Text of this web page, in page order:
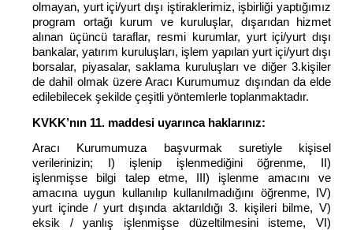
olmayan, yurt içi/yurt dışı iştiraklerimiz, işbirliği yaptığımız
program ortağı kurum ve kuruluşlar, dışarıdan hizmet
alınan üçüncü taraflar, resmi kurumlar, yurt içi/yurt dışı
bankalar, yatırım kuruluşları, işlem yapılan yurt içi/yurt dışı
borsalar, piyasalar, saklama kuruluşları ve diğer 3.kişiler
de dahil olmak üzere Aracı Kurumumuz dışından da elde
edilebilecek şekilde çeşitli yöntemlerle toplanmaktadır.
KVKK’nın 11. maddesi uyarınca haklarınız:
Aracı Kurumumuza başvurmak suretiyle kişisel
verilerinizin; I) işlenip işlenmediğini öğrenme, II)
işlenmişse bilgi talep etme, III) işlenme amacını ve
amacına uygun kullanılıp kullanılmadığını öğrenme, IV)
yurt içinde / yurt dışında aktarıldığı 3. kişileri bilme, V)
eksik / yanlış işlenmişse düzeltilmesini isteme, VI)